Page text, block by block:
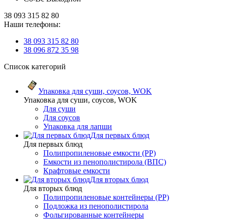
38 093 315 82 80
Наши телефоны:
38 093 315 82 80
38 096 872 35 98
Список категорий
Упаковка для суши, соусов, WOK
Упаковка для суши, соусов, WOK
Для суши
Для соусов
Упаковка для лапши
Для первых блюд
Для первых блюд
Полипропиленовые емкости (PP)
Емкости из пенополистирола (ВПС)
Крафтовые емкости
Для вторых блюд
Для вторых блюд
Полипропиленовые контейнеры (PP)
Подложка из пенополистирола
Фольгированные контейнеры